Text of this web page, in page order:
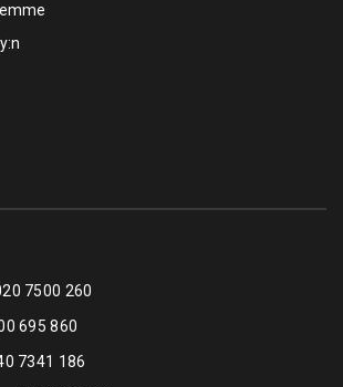
7500 260
695 860
7341 186